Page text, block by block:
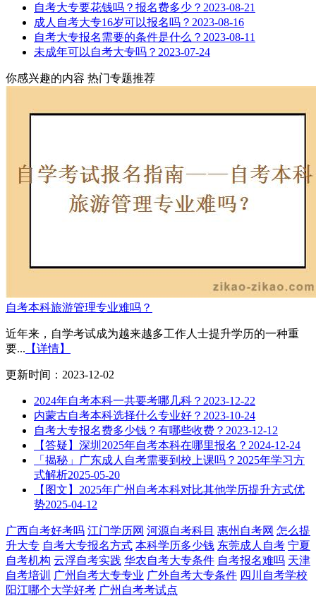
自考大专要花钱吗？报名费多少？ 2023-08-21
成人自考大专16岁可以报名吗？ 2023-08-16
自考大专报名需要的条件是什么？ 2023-08-11
未成年可以自考大专吗？ 2023-07-24
你感兴趣的内容 热门专题推荐
自考本科旅游管理专业难吗？
近年来，自学考试成为越来越多工作人士提升学历的一种重
要... 【详情】
更新时间：2023-12-02
2024年自考本科一共要考哪几科？ 2023-12-22
内蒙古自考本科选择什么专业好？ 2023-10-24
自考大专报名费多少钱？有哪些收费？ 2023-12-12
【答疑】深圳2025年自考本科在哪里报名？ 2024-12-24
「揭秘」广东成人自考需要到校上课吗？2025年学习方
式解析2025-05-20
【图文】2025年广州自考本科对比其他学历提升方式优
势2025-04-12
广西自考好考吗 江门学历网 河源自考科目 惠州自考网 怎么提
升大专 自考大专报名方式 本科学历多少钱 东莞成人自考 宁夏
自考机构 云浮自考实践 华农自考大专条件 自考报名难吗 天津
自考培训
广州自考大专专业 广外自考大专条件 四川自考学校
阳江哪个大学好考 广州自考考试点